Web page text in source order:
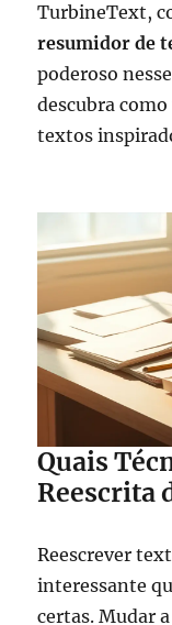
TurbineText,
resumidor de
poderoso
descubra
textos
Quais
Reescrita
Reescrever
interessante
certas. Mudar